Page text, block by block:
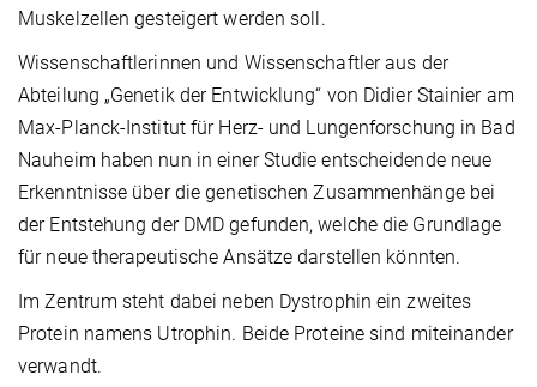
Muskelzellen gesteigert werden soll.
Wissenschaftlerinnen und Wissenschaftler aus der
Abteilung „Genetik der Entwicklung“ von Didier Stainier am
Max-Planck-Institut für Herz- und Lungenforschung in Bad
Nauheim haben nun in einer Studie entscheidende neue
Erkenntnisse über die genetischen Zusammenhänge bei
der Entstehung der DMD gefunden, welche die Grundlage
für neue therapeutische Ansätze darstellen könnten.
Im Zentrum steht dabei neben Dystrophin ein zweites
Protein namens Utrophin. Beide Proteine sind miteinander
verwandt.